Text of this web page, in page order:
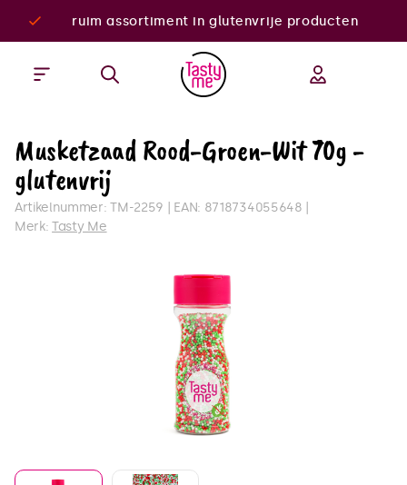
ruim assortiment in glutenvrije producten
Musketzaad Rood-Groen-Wit 70g -
glutenvrij
Artikelnummer:TM-2259 EAN: 8718734055648
Merk:Tasty Me